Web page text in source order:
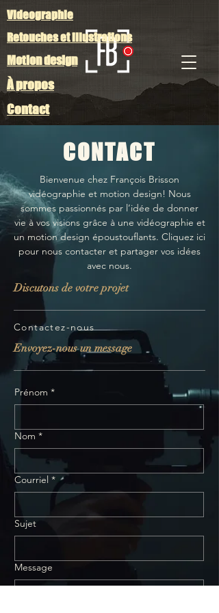
Videographie
Motion design
À propos
Contact
Retouches et illustrations
CONTACT
Bienvenue chez François Brisson
vidéographie et motion design! Nous
sommes passionnés par l’idée de donner
vie à vos visions grâce à une vidéographie et
un motion design époustouflants. Cliquez ici
pour nous contacter et partager vos idées
avec nous.
Discutons de votre projet
Contactez-nous
Envoyez-nous un message
Prénom *
Nom *
Courriel *
Sujet
Message